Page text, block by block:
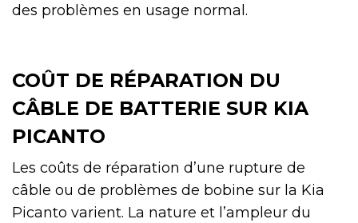
des problèmes en usage normal.
COÛT DE RÉPARATION DU
CÂBLE DE BATTERIE SUR KIA
PICANTO
Les coûts de réparation d’une rupture de
câble ou de problèmes de bobine sur la Kia
Picanto varient. La nature et l’ampleur du